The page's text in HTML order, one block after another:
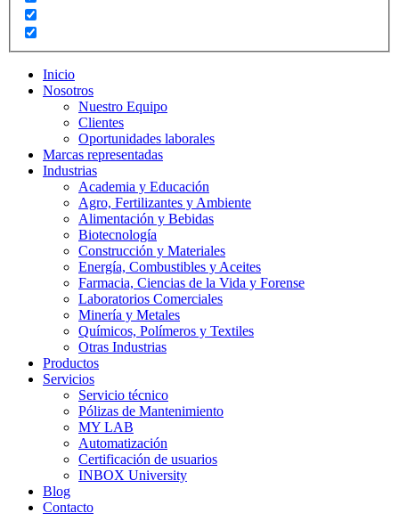
Inicio
Nosotros
Nuestro Equipo
Clientes
Oportunidades laborales
Marcas representadas
Industrias
Academia y Educación
Agro, Fertilizantes y Ambiente
Alimentación y Bebidas
Biotecnología
Construcción y Materiales
Energía, Combustibles y Aceites
Farmacia, Ciencias de la Vida y Forense
Laboratorios Comerciales
Minería y Metales
Químicos, Polímeros y Textiles
Otras Industrias
Productos
Servicios
Servicio técnico
Pólizas de Mantenimiento
MY LAB
Automatización
Certificación de usuarios
INBOX University
Blog
Contacto